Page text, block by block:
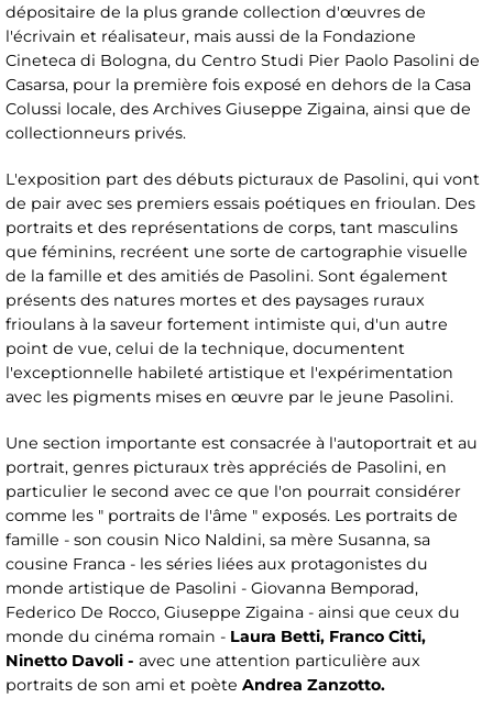
dépositaire de la plus grande collection d'œuvres de
l'écrivain et réalisateur, mais aussi de la Fondazione
Cineteca di Bologna, du Centro Studi Pier Paolo Pasolini de
Casarsa, pour la première fois exposé en dehors de la Casa
Colussi locale, des Archives Giuseppe Zigaina, ainsi que de
collectionneurs privés.
L'exposition part des débuts picturaux de Pasolini, qui vont
de pair avec ses premiers essais poétiques en frioulan. Des
portraits et des représentations de corps, tant masculins
que féminins, recréent une sorte de cartographie visuelle
de la famille et des amitiés de Pasolini. Sont également
présents des natures mortes et des paysages ruraux
frioulans à la saveur fortement intimiste qui, d'un autre
point de vue, celui de la technique, documentent
l'exceptionnelle habileté artistique et l'expérimentation
avec les pigments mises en œuvre par le jeune Pasolini.
Une section importante est consacrée à l'autoportrait et au
portrait, genres picturaux très appréciés de Pasolini, en
particulier le second avec ce que l'on pourrait considérer
comme les " portraits de l'âme " exposés. Les portraits de
famille - son cousin Nico Naldini, sa mère Susanna, sa
cousine Franca - les séries liées aux protagonistes du
monde artistique de Pasolini - Giovanna Bemporad,
Federico De Rocco, Giuseppe Zigaina - ainsi que ceux du
monde du cinéma romain - Laura Betti, Franco Citti,
Ninetto Davoli - avec une attention particulière aux
portraits de son ami et poète Andrea Zanzotto.